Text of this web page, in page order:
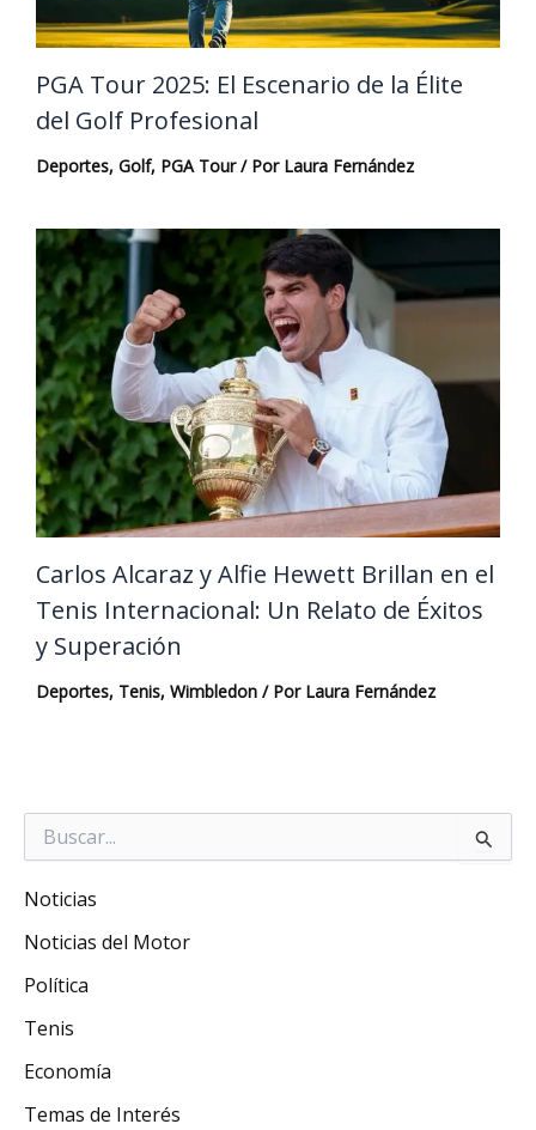
PGA Tour 2025: El Escenario de la Élite
del Golf Profesional
Deportes, Golf, PGA Tour/ Por Laura Fernández
Carlos Alcaraz y Alfie Hewett Brillan en el
Tenis Internacional: Un Relato de Éxitos
y Superación
Deportes, Tenis, Wimbledon / Por Laura Fernández
por:
Noticias
Noticias del Motor
Política
Tenis
Economía
Temas de Interés